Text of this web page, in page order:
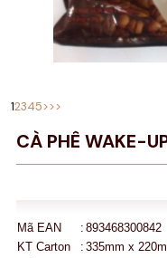
12345>>>
CÀ PHÊ WAKE-
Mã EAN : 893468300842
KT Carton
: 335mm x